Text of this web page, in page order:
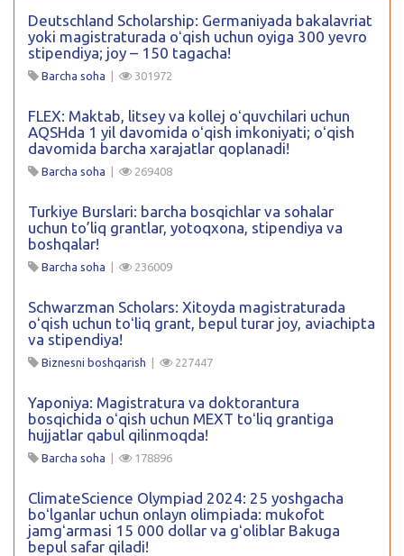
Deutschland Scholarship: Germaniyada bakalavriat
yoki magistraturada oʻqish uchun oyiga 300 yevro
stipendiya; joy – 150 tagacha!
Barcha soha | 301972
FLEX: Maktab, litsey va kollej oʻquvchilari uchun
AQSHda 1 yil davomida oʻqish imkoniyati; oʻqish
davomida barcha xarajatlar qoplanadi!
Barcha soha | 269408
Turkiye Burslari: barcha bosqichlar va sohalar
uchun to’liq grantlar, yotoqxona, stipendiya va
boshqalar!
Barcha soha | 236009
Schwarzman Scholars: Xitoyda magistraturada
oʻqish uchun toʻliq grant, bepul turar joy, aviachipta
va stipendiya!
Biznesni boshqarish | 227447
Yaponiya: Magistratura va doktorantura
bosqichida oʻqish uchun MEXT toʻliq grantiga
hujjatlar qabul qilinmoqda!
Barcha soha | 178896
ClimateScience Olympiad 2024: 25 yoshgacha
boʻlganlar uchun onlayn olimpiada: mukofot
jamgʻarmasi 15 000 dollar va gʻoliblar Bakuga
bepul safar qiladi!